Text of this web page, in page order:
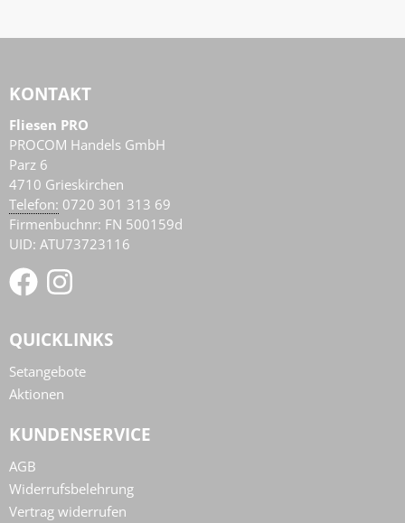
KONTAKT
Fliesen PRO
PROCOM Handels GmbH
Parz 6
4710 Grieskirchen
AT
Telefon: 0720 301 313 69
Firmenbuchnr: FN 500159d
UID: ATU73723116
QUICKLINKS
Setangebote
Aktionen
KUNDENSERVICE
AGB
Widerrufsbelehrung
Vertrag widerrufen